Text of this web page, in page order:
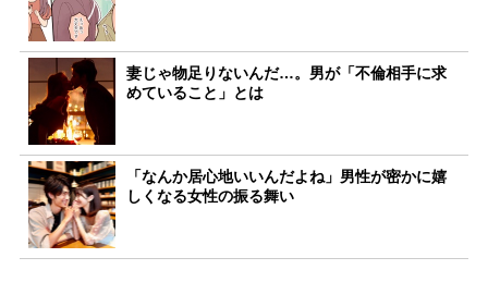
妻じゃ物足りないんだ…。男が「不倫相手に求
めていること」とは
「なんか居心地いいんだよね」男性が密かに嬉
しくなる女性の振る舞い